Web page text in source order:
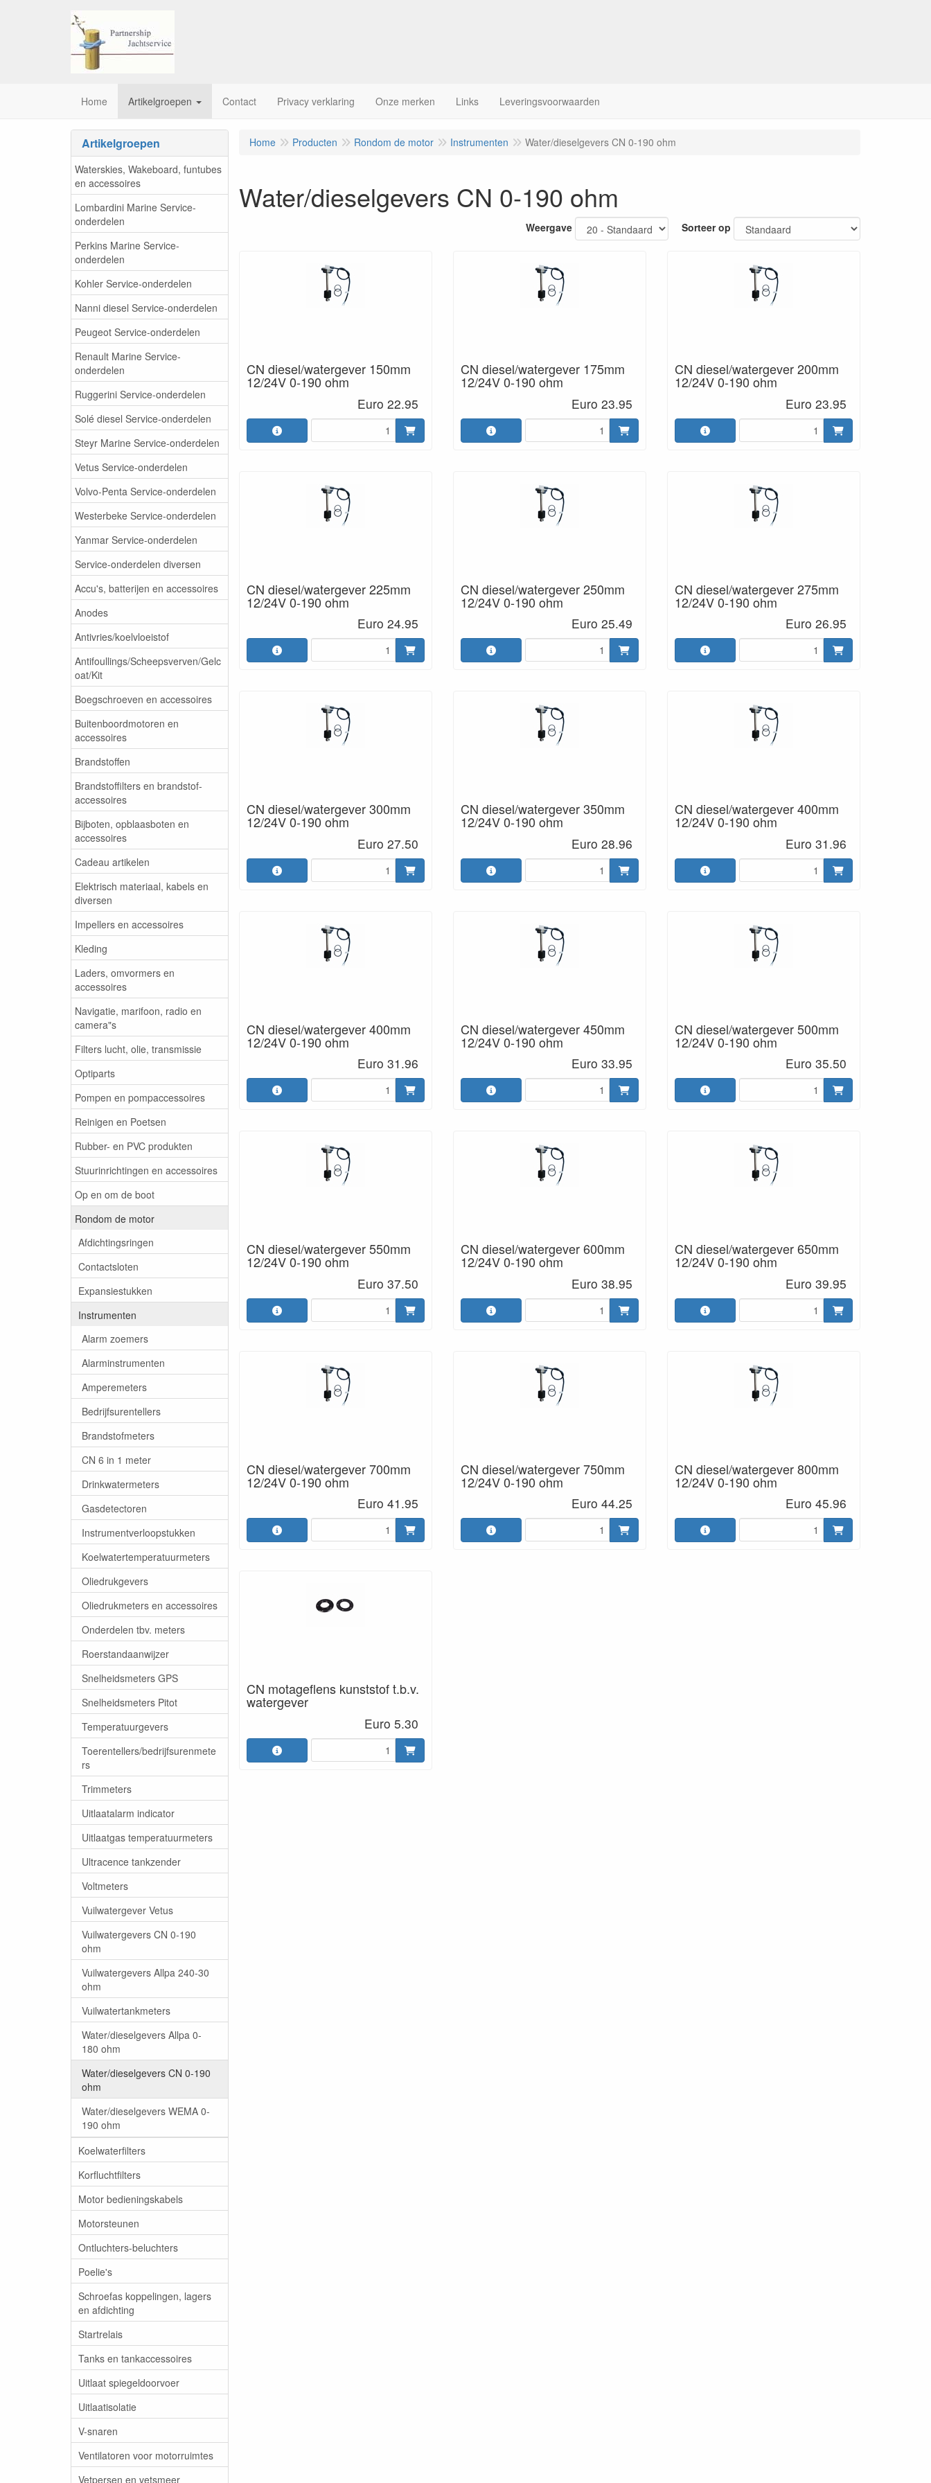
Home Artikelgroepen Contact Privacy verklaring Onze merken Links Leveringsvoorwaarden
Artikelgroepen
Waterskies, Wakeboard, funtubes
en accessoires
Lombardini Marine Service-
onderdelen
Perkins Marine Service-
onderdelen
Kohler Service-onderdelen
Nanni diesel Service-onderdelen
Peugeot Service-onderdelen
Renault Marine Service-
onderdelen
Ruggerini Service-onderdelen
Solé diesel Service-onderdelen
Steyr Marine Service-onderdelen
Vetus Service-onderdelen
Volvo-Penta Service-onderdelen
Westerbeke Service-onderdelen
Yanmar Service-onderdelen
Service-onderdelen diversen
Accu's, batterijen en accessoires
Anodes
Antivries/koelvloeistof
Antifoullings/Scheepsverven/Gelc
oat/Kit
Boegschroeven en accessoires
Buitenboordmotoren en
accessoires
Brandstoffen
Brandstoffilters en brandstof-
accessoires
Bijboten, opblaasboten en
accessoires
Cadeau artikelen
Elektrisch materiaal, kabels en
diversen
Impellers en accessoires
Kleding
Laders, omvormers en
accessoires
Navigatie, marifoon, radio en
camera"s
Filters lucht, olie, transmissie
Optiparts
Pompen en pompaccessoires
Reinigen en Poetsen
Rubber- en PVC produkten
Stuurinrichtingen en accessoires
Op en om de boot
Rondom de motor
Afdichtingsringen
Contactsloten
Expansiestukken
Instrumenten
Alarm zoemers
Alarminstrumenten
Amperemeters
Bedrijfsurentellers
Brandstofmeters
CN 6 in 1 meter
Drinkwatermeters
Gasdetectoren
Instrumentverloopstukken
Koelwatertemperatuurmeters
Oliedrukgevers
Oliedrukmeters en accessoires
Onderdelen tbv. meters
Roerstandaanwijzer
Snelheidsmeters GPS
Snelheidsmeters Pitot
Temperatuurgevers
Toerentellers/bedrijfsurenmete
rs
Trimmeters
Uitlaatalarm indicator
Uitlaatgas temperatuurmeters
Ultracence tankzender
Voltmeters
Vuilwatergever Vetus
Vuilwatergevers CN 0-190
ohm
Vuilwatergevers Allpa 240-30
ohm
Vuilwatertankmeters
Water/dieselgevers Allpa 0-
180 ohm
Water/dieselgevers CN 0-190
ohm
Water/dieselgevers WEMA 0-
190 ohm
Koelwaterfilters
Korfluchtfilters
Motor bedieningskabels
Motorsteunen
Ontluchters-beluchters
Poelie's
Schroefas koppelingen, lagers
en afdichting
Startrelais
Tanks en tankaccessoires
Uitlaat spiegeldoorvoer
Uitlaatisolatie
V-snaren
Ventilatoren voor motorruimtes
Vetpersen en vetsmeer
Home Producten Rondom de motor Instrumenten Water/dieselgevers CN 0-190 ohm
Water/dieselgevers CN 0-190 ohm
Weergave Sorteer op
CN diesel/watergever 150mm
12/24V 0-190 ohm
Euro 22.95
CN diesel/watergever 175mm
12/24V 0-190 ohm
Euro 23.95
CN diesel/watergever 200mm
12/24V 0-190 ohm
Euro 23.95
CN diesel/watergever 225mm
12/24V 0-190 ohm
Euro 24.95
CN diesel/watergever 250mm
12/24V 0-190 ohm
Euro 25.49
CN diesel/watergever 275mm
12/24V 0-190 ohm
Euro 26.95
CN diesel/watergever 300mm
12/24V 0-190 ohm
Euro 27.50
CN diesel/watergever 350mm
12/24V 0-190 ohm
Euro 28.96
CN diesel/watergever 400mm
12/24V 0-190 ohm
Euro 31.96
CN diesel/watergever 400mm
12/24V 0-190 ohm
Euro 31.96
CN diesel/watergever 450mm
12/24V 0-190 ohm
Euro 33.95
CN diesel/watergever 500mm
12/24V 0-190 ohm
Euro 35.50
CN diesel/watergever 550mm
12/24V 0-190 ohm
Euro 37.50
CN diesel/watergever 600mm
12/24V 0-190 ohm
Euro 38.95
CN diesel/watergever 650mm
12/24V 0-190 ohm
Euro 39.95
CN diesel/watergever 700mm
12/24V 0-190 ohm
Euro 41.95
CN diesel/watergever 750mm
12/24V 0-190 ohm
Euro 44.25
CN diesel/watergever 800mm
12/24V 0-190 ohm
Euro 45.96
CN motageflens kunststof t.b.v.
watergever
Euro 5.30